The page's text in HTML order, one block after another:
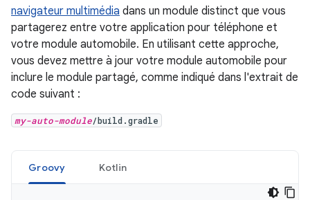
navigateur multimédia dans un module distinct que vous
partagerez entre votre application pour téléphone et
votre module automobile. En utilisant cette approche,
vous devez mettre à jour votre module automobile pour
inclure le module partagé, comme indiqué dans l'extrait de
code suivant :
my-auto-module/build.gradle
Groovy Kotlin